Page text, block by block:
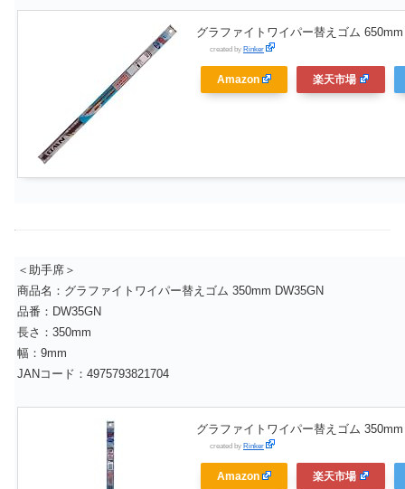
グラファイトワイパー替えゴム
created by Rinker
Amazon 楽天市場
＜助手席＞
商品名：グラファイトワイパー替えゴム 350mm DW35GN
品番：DW35GN
長さ：350mm
幅：9mm
JANコード：4975793821704
グラファイトワイパー替えゴム
created by Rinker
Amazon 楽天市場